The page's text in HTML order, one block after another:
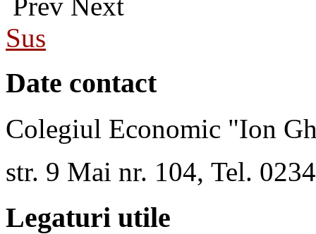
Sus
Date contact
Colegiul Economic "Ion
str. 9 Mai nr. 104, Tel.
Legaturi utile